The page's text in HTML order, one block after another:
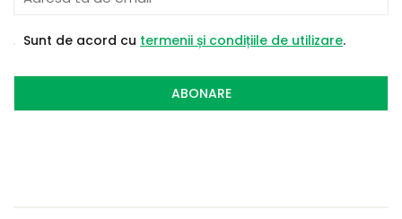
Sunt de acord cu termenii și condițiile de utilizare.
ABONARE